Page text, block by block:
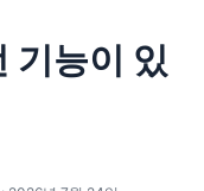
기능이 있